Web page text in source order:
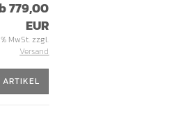
779,00
EUR
MwSt. zzgl.
Versand
ARTIKEL